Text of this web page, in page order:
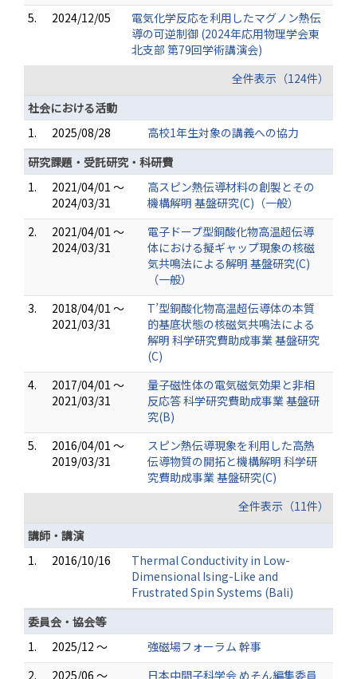
5.
2024/12/05
電気化学反応を利用したマグノン熱伝
導の可逆制御 (2024年応用物理学会東
北支部 第79回学術講演会)
全件表示（124件）
社会における活動
1.
2025/08/28
高校1年生対象の講義への協力
研究課題・受託研究・科研費
1.
2021/04/01 ～
2024/03/31
高スピン熱伝導材料の創製とその
機構解明 基盤研究(C)（一般）
2.
2021/04/01 ～
2024/03/31
電子ドープ型銅酸化物高温超伝導
体における擬ギャップ現象の核磁
気共鳴法による解明 基盤研究(C)
（一般）
3.
2018/04/01 ～
2021/03/31
T’型銅酸化物高温超伝導体の本質
的基底状態の核磁気共鳴法による
解明 科学研究費助成事業 基盤研究
(C)
4.
2017/04/01 ～
2021/03/31
量子磁性体の電気磁気効果と非相
反応答 科学研究費助成事業 基盤研
究(B)
5.
2016/04/01 ～
2019/03/31
スピン熱伝導現象を利用した高熱
伝導物質の開拓と機構解明 科学研
究費助成事業 基盤研究(C)
全件表示（11件）
講師・講演
1.
2016/10/16
Thermal Conductivity in Low-
Dimensional Ising-Like and
Frustrated Spin Systems (Bali)
委員会・協会等
1.
2025/12 ～
強磁場フォーラム 幹事
2.
2025/06 ～ 日本中間子科学会 めそん編集委員